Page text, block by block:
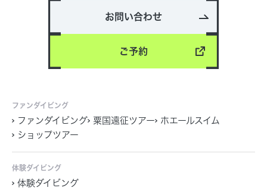
お問い合わせ
ご予約
ファンダイビング
ファンダイビング 粟国遠征ツアー
ホエールスイム
ショップツアー
体験ダイビング
体験ダイビング